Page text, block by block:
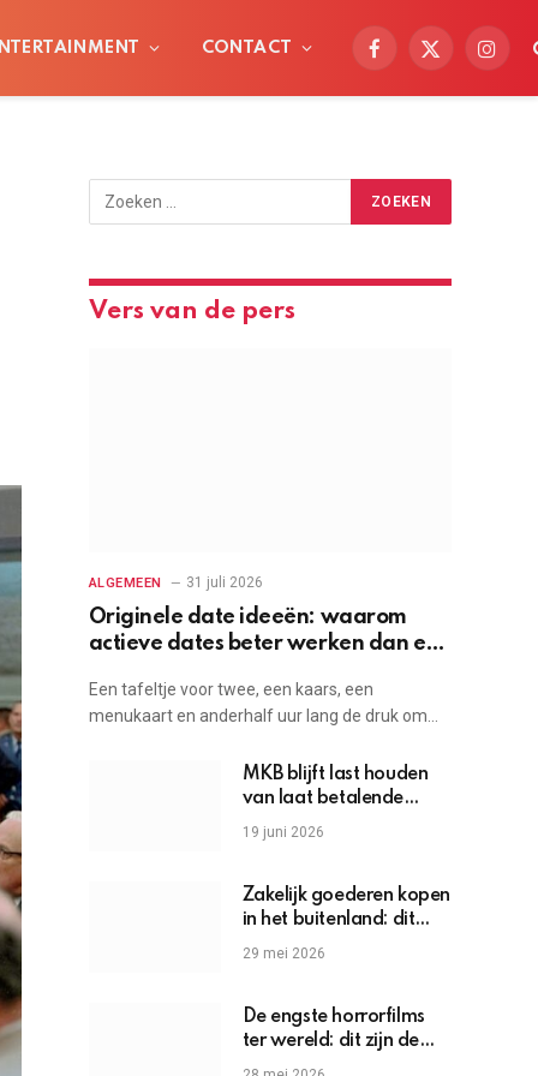
CONTACT
Facebook
X
Vers van de pers
ALGEMEEN 31 juli 2026
Originele date ideeën: waarom
actieve dates beter werken dan een
Een tafeltje voor twee, een kaars, een
menukaart en anderhalf uur lang de druk om…
MKB blijft last houden
van laat betalende
grote bedrijven
19 juni 2026
Zakelijk goederen kopen
in het buitenland: dit
moet je weten
29 mei 2026
De engste horrorfilms
ter wereld: dit zijn de
griezels die je hartslag